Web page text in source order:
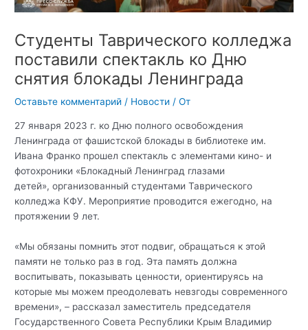
Студенты Таврического колледжа
поставили спектакль ко Дню
снятия блокады Ленинграда
Оставьте комментарий / Новости / От
27 января 2023 г. ко Дню полного освобождения
Ленинграда от фашистской блокады в библиотеке им.
Ивана Франко прошел спектакль с элементами кино- и
фотохроники «Блокадный Ленинград глазами
детей», организованный студентами Таврического
колледжа КФУ. Мероприятие проводится ежегодно, на
протяжении 9 лет.
«Мы обязаны помнить этот подвиг, обращаться к этой
памяти не только раз в год. Эта память должна
воспитывать, показывать ценности, ориентируясь на
которые мы можем преодолевать невзгоды современного
времени», – рассказал заместитель председателя
Государственного Совета Республики Крым Владимир